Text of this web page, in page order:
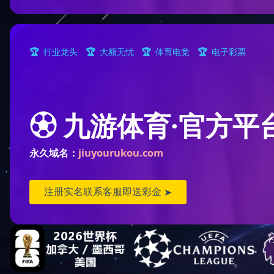
后台管理 意见反馈 企业招聘 发展历